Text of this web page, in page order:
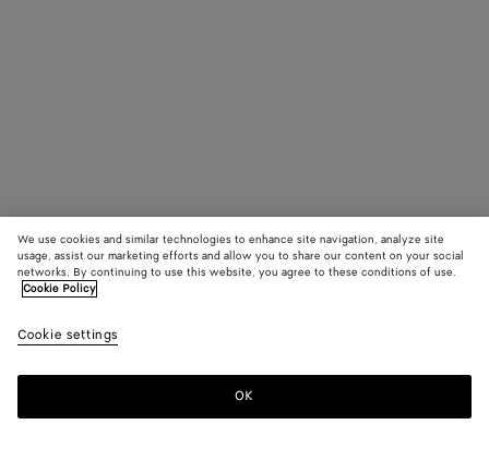
We use cookies and similar technologies to enhance site navigation, analyze site
usage, assist our marketing efforts and allow you to share our content on your social
networks. By continuing to use this website, you agree to these conditions of use.
Cookie Policy
Cookie settings
OK